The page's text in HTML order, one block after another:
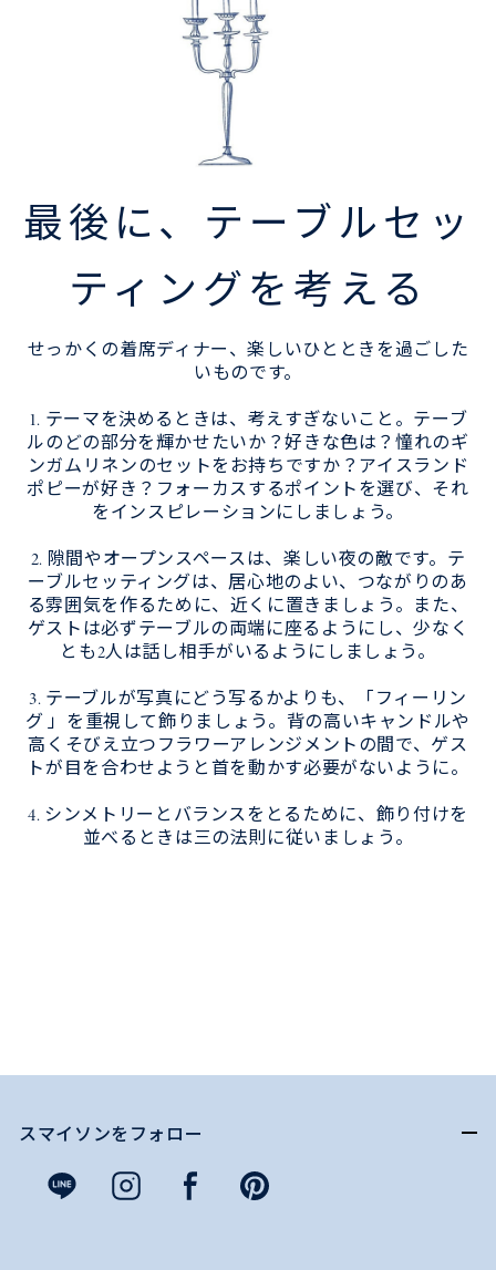
最後に、テーブルセッ
ティングを考える
せっかくの着席ディナー、楽しいひとときを過ごした
いものです。
1. テーマを決めるときは、考えすぎないこと。テーブ
ルのどの部分を輝かせたいか？好きな色は？憧れのギ
ンガムリネンのセットをお持ちですか？アイスランド
ポピーが好き？フォーカスするポイントを選び、それ
をインスピレーションにしましょう。
2. 隙間やオープンスペースは、楽しい夜の敵です。テ
ーブルセッティングは、居心地のよい、つながりのあ
る雰囲気を作るために、近くに置きましょう。また、
ゲストは必ずテーブルの両端に座るようにし、少なく
とも2人は話し相手がいるようにしましょう。
3. テーブルが写真にどう写るかよりも、「フィーリン
グ 」を重視して飾りましょう。背の高いキャンドルや
高くそびえ立つフラワーアレンジメントの間で、ゲス
トが目を合わせようと首を動かす必要がないように。
4. シンメトリーとバランスをとるために、飾り付けを
並べるときは三の法則に従いましょう。
スマイソンをフォロー